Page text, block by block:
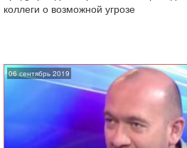
коллеги о возможной угрозе
06 сентябрь 2019